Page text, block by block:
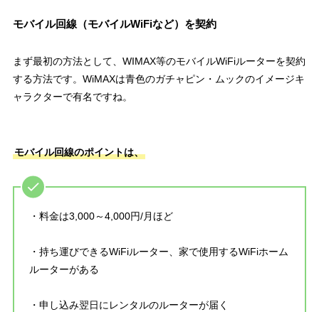
モバイル回線（モバイルWiFiなど）を契約
まず最初の方法として、 WIMAX等のモバイルWiFiルーターを契約
する方法です。WiMAXは青色のガチャピン・ムックのイメージキ
ャラクターで有名ですね。
モバイル回線のポイントは、
・料金は3,000～4,000円/月ほど
・持ち運びできるWiFiルーター、家で使用するWiFiホーム
ルーターがある
・申し込み翌日にレンタルのルーターが届く